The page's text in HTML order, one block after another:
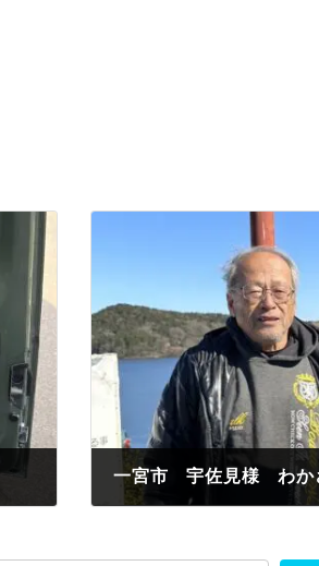
一宮市 宇佐見様 わか